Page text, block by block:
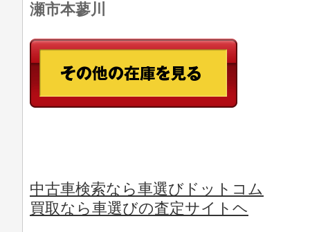
瀬市本蓼川
中古車検索なら車選びドットコム
買取なら車選びの査定サイトヘ